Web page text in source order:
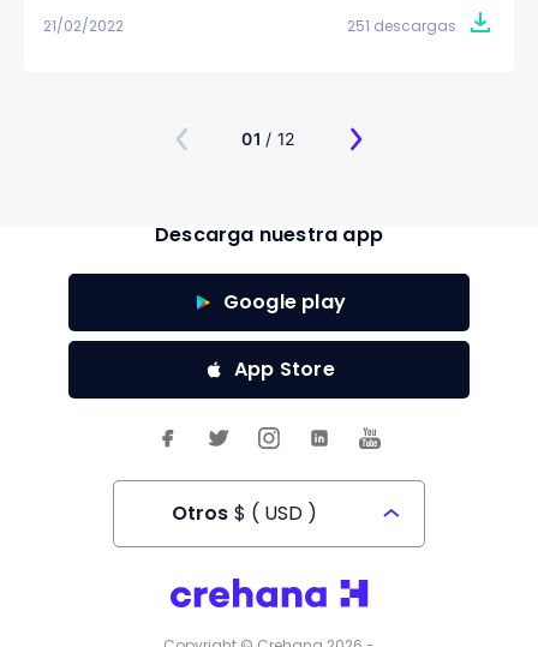
21/02/2022 251 descargas
01 / 12
Descarga nuestra app
Google play
App Store
Otros $ ( USD )